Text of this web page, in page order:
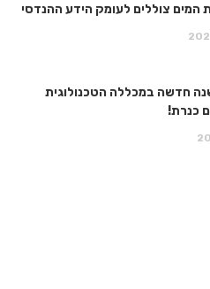
המים צוללים לעומק הידע ההנדסי
חדשה במכללה הטכנולוגית
כנרת!